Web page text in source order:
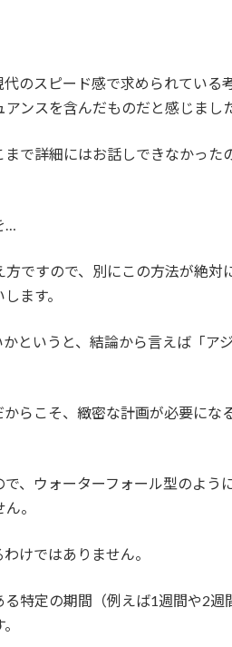
のスピード感で求められている
ンスを含んだものだと感じました
で詳細にはお話しできなかった
ですので、別にこの方法が絶対
ます。
というと、結論から言えば「ア
らこそ、緻密な計画が必要にな
、ウォーターフォール型のよう
。
けではありません。
特定の期間（例えば1週間や2週